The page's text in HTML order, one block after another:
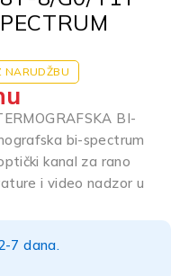
NARUDŽBU
BI-
bi-spectrum
kanal za rano
i video nadzor u
7 dana.